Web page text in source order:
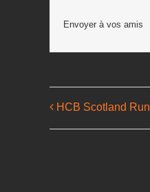
Envoyer à vos amis
HCB Scotland Run